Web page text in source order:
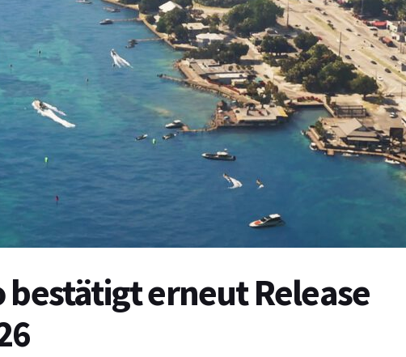
bestätigt erneut Release